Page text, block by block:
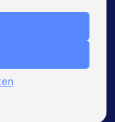
in Essen